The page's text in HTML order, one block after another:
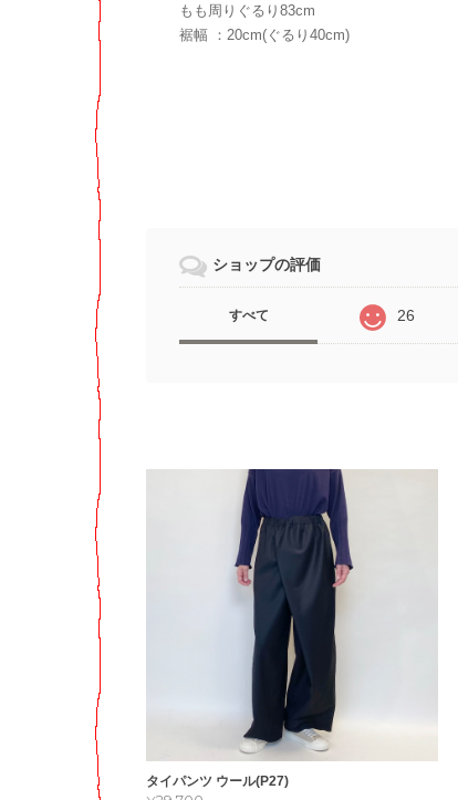
もも周りぐるり83cm
裾幅 ：20cm(ぐるり40cm)
ショップの評価
すべて 26
タイパンツ ウール(P27)